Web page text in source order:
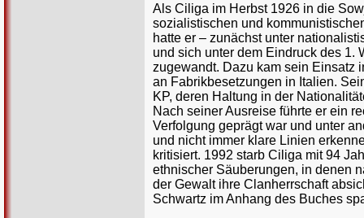
Als Ciliga im Herbst 1926 in die
sozialistischen und
hatte er – zunächst unter
und sich unter dem Eindruck des
zugewandt. Dazu kam sein Einsatz
an Fabrikbesetzungen in Italien.
KP, deren Haltung in der
Nach seiner Ausreise führte er ein
Verfolgung geprägt war und unter
und nicht immer klare Linien
kritisiert. 1992 starb Ciliga mit 94
ethnischer Säuberungen, in denen
der Gewalt ihre Clanherrschaft
Schwartz im Anhang des Buches